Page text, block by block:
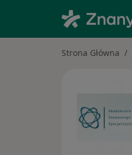
Strona Główna